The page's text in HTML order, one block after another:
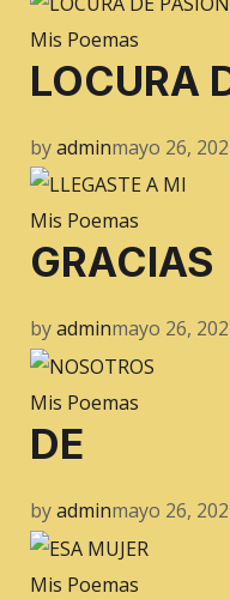
Mis Poemas
LOCURA
byadminmayo 26,
Mis Poemas
GRACIAS
byadminmayo 26,
Mis Poemas
DE
byadminmayo 26,
Mis Poemas